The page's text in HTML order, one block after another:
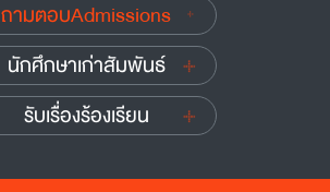
ถามตอบAdmissions
นักศึกษาเก่าสัมพันธ์
รับเรื่องร้องเรียน